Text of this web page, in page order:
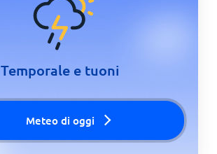
Temporale e tuoni
Meteo di oggi